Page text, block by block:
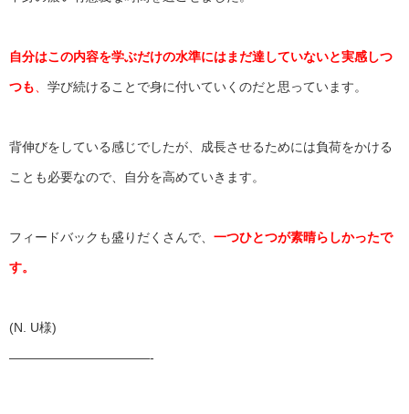
自分はこの内容を学ぶだけの水準にはまだ達していないと実感しつ
つも 学び続けることで身に付いていくのだと思っています。
背伸びをしている感じでしたが、 成長させるためには負荷をかける
ことも必要なので、 自分を高めていきます。
フィードバックも盛りだくさんで、 一つひとつが素晴らしかったで
す。
(N. U様)
———————————-